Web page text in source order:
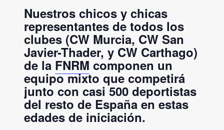
Nuestros chicos y chicas
representantes de todos los
clubes (CW Murcia, CW San
Javier-Thader, y CW Carthago)
de la FNRM componen un
equipo mixto que competirá
junto con casi 500 deportistas
del resto de España en estas
edades de iniciación.